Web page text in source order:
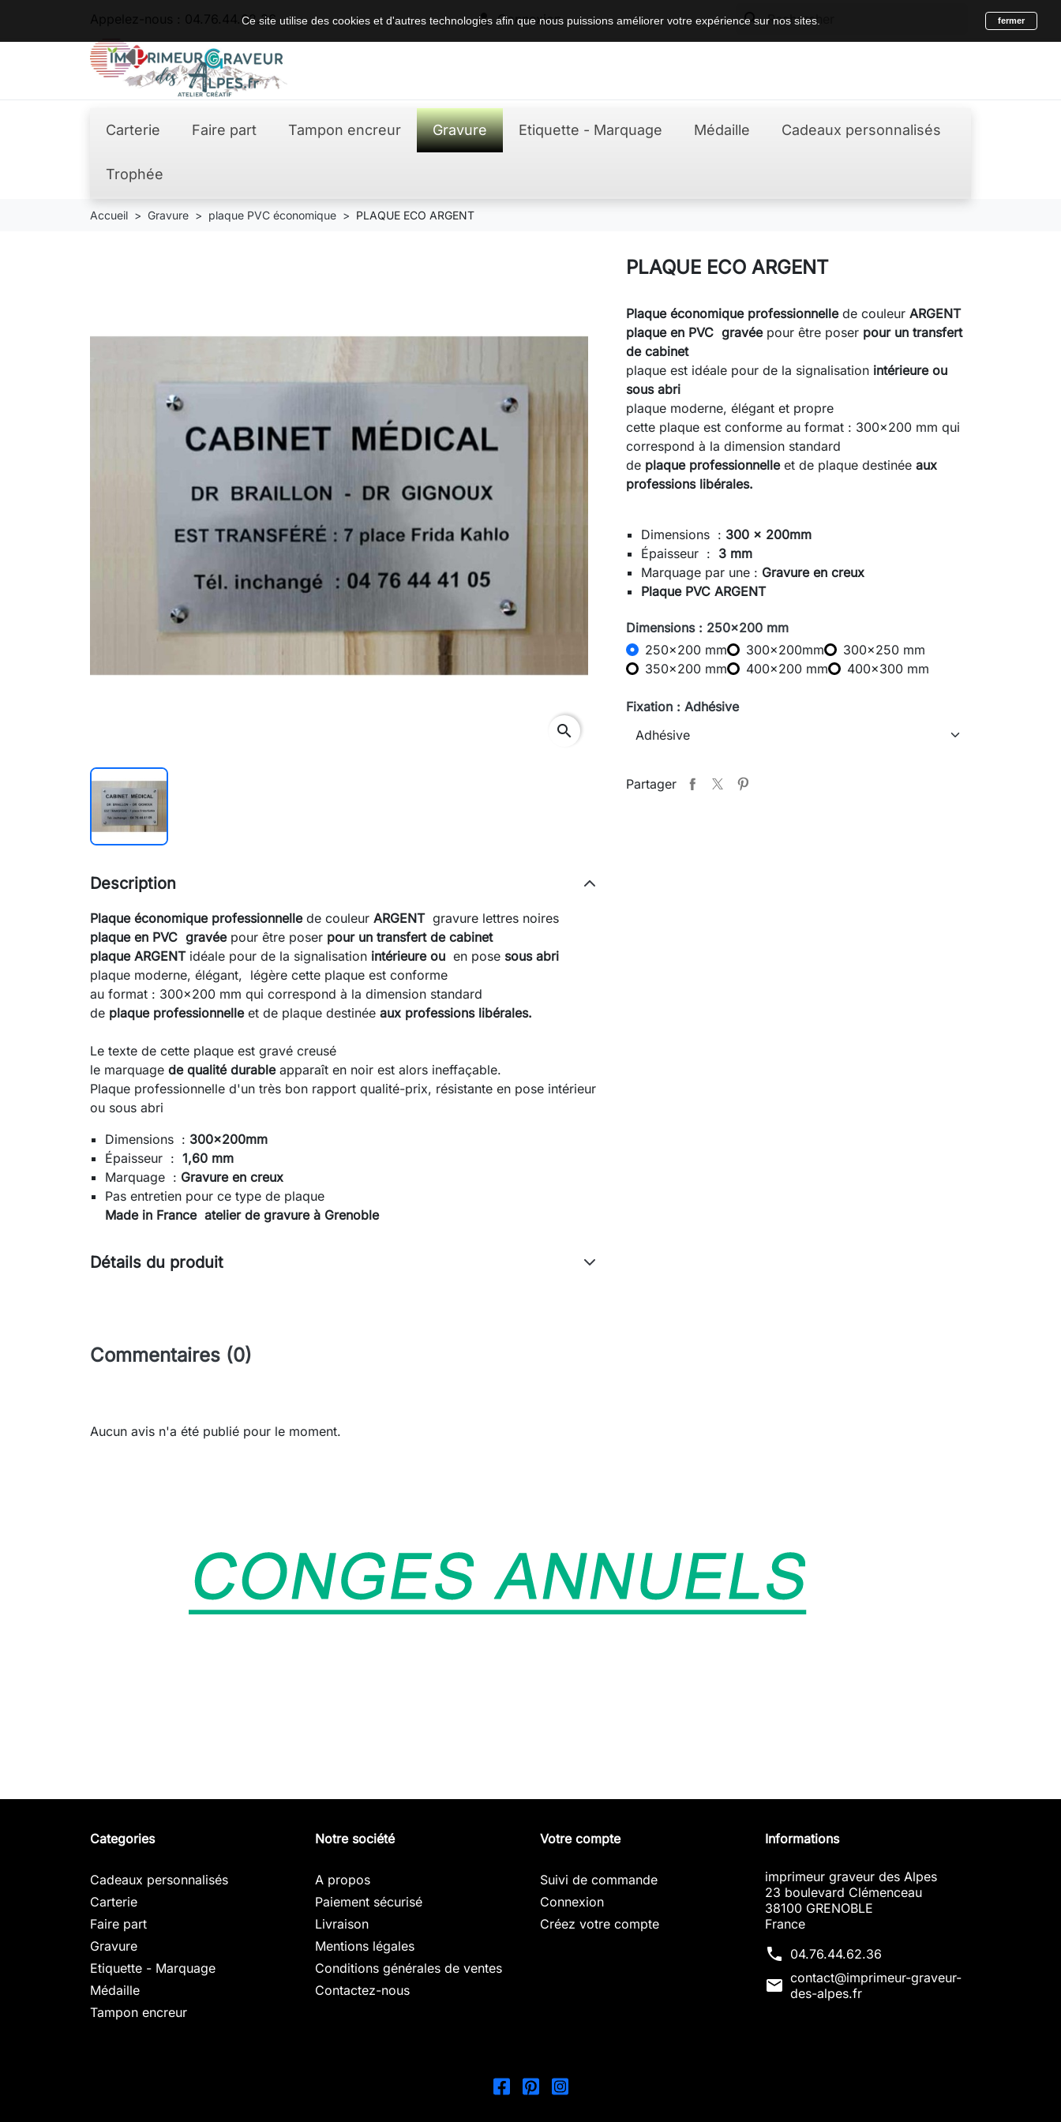
04.76.44.62.36  Connexion search
Carterie Faire part Tampon encreur Gravure Etiquette - Marquage Médaille Cadeaux personnalisés
Trophée
Accueil Gravure plaque PVC économique PLAQUE ECO ARGENT
search
PLAQUE ECO ARGENT
Plaqueéconomique professionnelle de couleur ARGENT
plaque en PVC gravée pour être poser pour un transfert
de cabinet
plaque est idéale pour de la signalisation intérieure ou
sous abri
plaque moderne, élégant et propre
cette plaque est conforme au format : 300x200 mm qui
correspond à la dimension standard
de plaque professionnelle et de plaque destinée aux
professions libérales.
Dimensions : 300 x 200mm
Épaisseur : 3 mm
Marquage par une : Gravure en creux
Plaque PVC ARGENT
Dimensions : 250x200 mm
250x200 mm
300x200mm
300x250 mm
350x200 mm
400x200 mm 400x300 mm
Fixation : Adhésive
Partager
Description
Plaqueéconomique professionnelle de couleur ARGENT gravure lettres noires
plaque en PVC gravée pour être poser pour un transfert de cabinet
plaque ARGENTidéale pour de la signalisation intérieure ou en pose sous abri
plaque moderne, élégant, légère cette plaque est conforme
au format : 300x200 mm qui correspond à la dimension standard
de plaque professionnelle et de plaque destinée aux professions libérales.
Le texte de cette plaque est gravé creusé
le marquage de qualité durable apparaît en noir est alors ineffaçable.
Plaque professionnelle d'un très bon rapport qualité-prix, résistante en pose intérieur
ou sous abri
Dimensions : 300x200mm
Épaisseur : 1,60 mm
Marquage : Gravure en creux
Pas entretien pour ce type de plaque
Made in France atelier de gravure à Grenoble
Détails du produit
Commentaires (0)
Aucun avis n'a été publié pour le moment.
Categories
Cadeaux personnalisés
Carterie
Faire part
Gravure
Etiquette - Marquage
Médaille
Tampon encreur
Notre société
A propos
Paiement sécurisé
Livraison
Mentions légales
Conditions générales de ventes
Contactez-nous
Votre compte
Suivi de commande
Connexion
Créez votre compte
Informations
imprimeur graveur des Alpes
23 boulevard Clémenceau
38100 GRENOBLE
France
phone 04.76.44.62.36
mail contact@imprimeur-graveur-
des-alpes.fr
Ce site utilise des cookies et d'autres technologies afin que nous puissions améliorer votre expérience sur nos sites. fermer